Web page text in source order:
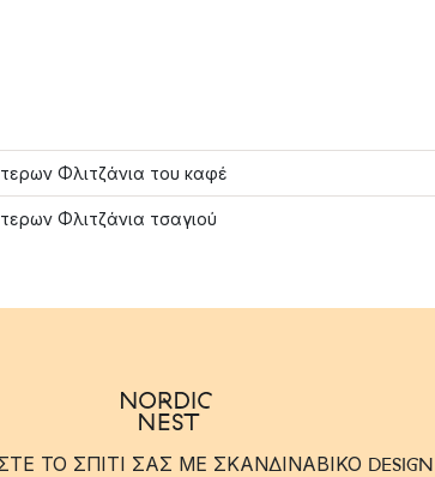
Φλιτζάνια του καφέ
Φλιτζάνια τσαγιού
ΤΟ ΣΠΙΤΙ ΣΑΣ ΜΕ ΣΚΑΝΔΙΝΑΒΙΚΟ DESIGN